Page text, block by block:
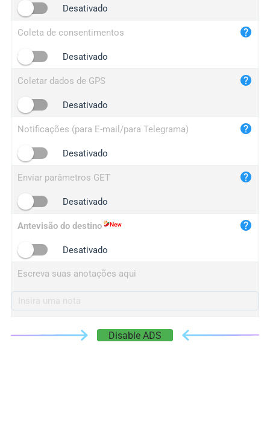
2no.co
yip.su
iplogger.info
Desativado
Coleta de consentimentos
Desativado
Coletar dados de GPS
Desativado
Notificações (para E-mail/para Telegrama)
Desativado
Enviar parâmetros GET
Desativado
Antevisão do destino
Desativado
Escreva suas anotações aqui
Disable ADS